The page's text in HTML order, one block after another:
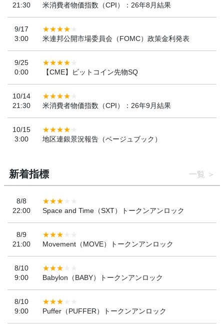
21:30
米消費者物価指数（CPI）：26年8月結果
9/17
3:00
米連邦公開市場委員会（FOMC）政策金利発表
9/25
0:00
【CME】ビットコイン先物SQ
10/14
21:30
米消費者物価指数（CPI）：26年9月結果
10/15
3:00
地区連銀景況報告（ベージュブック）
新着指標 一覧
8/8
22:00
Space and Time（SXT）トークンアンロック
8/9
21:00
Movement（MOVE）トークンアンロック
8/10
9:00
Babylon（BABY）トークンアンロック
8/10
9:00
Puffer（PUFFER）トークンアンロック